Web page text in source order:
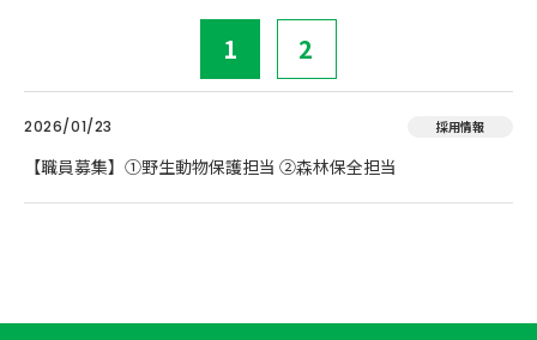
1 2
2026/01/23 採用情報
【職員募集】①野生動物保護担当 ②森林保全担当